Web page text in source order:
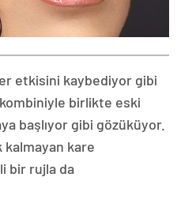
etkisini kaybediyor gibi
birlikte eski
başlıyor gibi gözüküyor.
kalmayan kare
bir rujla da